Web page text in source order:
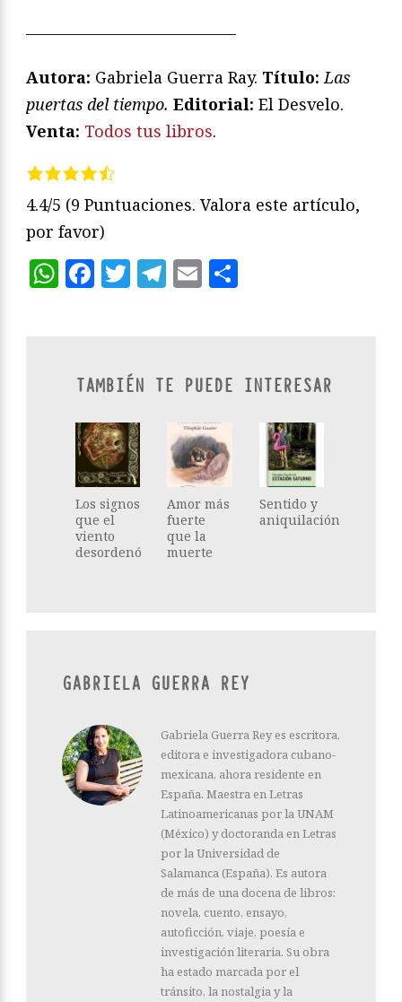
—————————————
Autora: Gabriela Guerra Ray. Título: Las
puertas del tiempo. Editorial: El Desvelo.
Venta: Todos tus libros.
4.4/5 (9 Puntuaciones. Valora este artículo,
por favor)
WhatsApp
Facebook
Twitter
Telegram
Email
TAMBIÉN TE PUEDE INTERESAR
Los signos
que el
viento
desordenó
Amor más
fuerte
que la
muerte
Sentido y
aniquilación
GABRIELA GUERRA REY
Gabriela Guerra Rey es escritora,
editora e investigadora cubano-
mexicana, ahora residente en
España. Maestra en Letras
Latinoamericanas por la UNAM
(México) y doctoranda en Letras
por la Universidad de
Salamanca (España). Es autora
de más de una docena de libros:
novela, cuento, ensayo,
autoficción, viaje, poesía e
investigación literaria. Su obra
ha estado marcada por el
tránsito, la nostalgia y la